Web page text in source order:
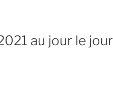
au jour le jour